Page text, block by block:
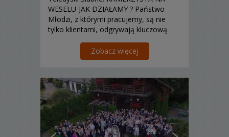
WESELU-JAK DZIAŁAMY ? Państwo
Młodzi, z którymi pracujemy, są nie
tylko klientami, odgrywają kluczową
Nie filmujemy wesel według jednego
schematu. Nasz styl jest dość prosty do
Zobacz więcej